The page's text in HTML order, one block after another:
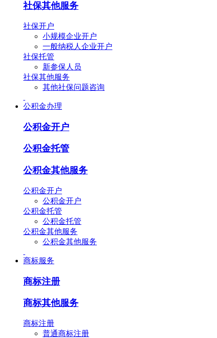
社保其他服务
社保开户
小规模企业开户
一般纳税人企业开户
社保托管
新参保人员
社保其他服务
其他社保问题咨询
公积金办理
公积金开户
公积金托管
公积金其他服务
公积金开户
公积金开户
公积金托管
公积金托管
公积金其他服务
公积金其他服务
商标服务
商标注册
商标其他服务
商标注册
普通商标注册